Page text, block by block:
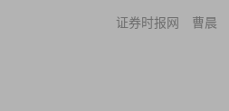
证券时报网 曹晨